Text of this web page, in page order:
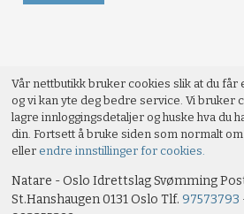
Vår nettbutikk bruker cookies slik at du
og vi kan yte deg bedre service. Vi bruker
lagre innloggingsdetaljer og huske hva du
din. Fortsett å bruke siden som normalt
eller endre innstillinger for cookies.
Natare - Oslo Idrettslag Svømming
St.Hanshaugen 0131 Oslo Tlf.97573793